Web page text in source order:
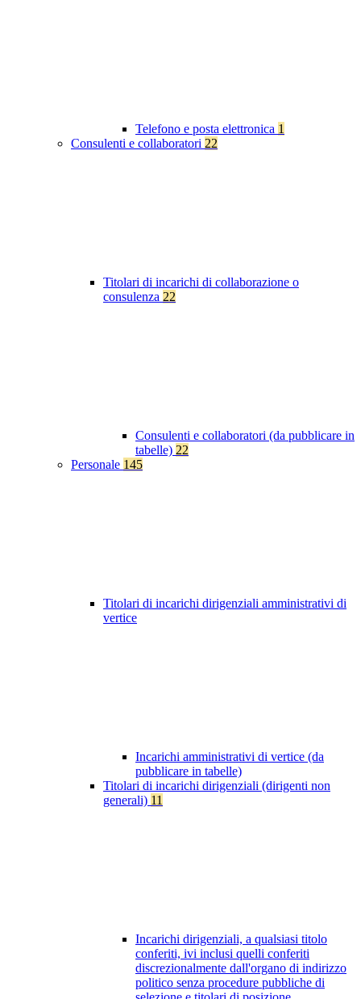
Telefono e posta elettronica 1
Consulenti e collaboratori 22
Titolari di incarichi di collaborazione o
consulenza 22
Consulenti e collaboratori (da pubblicare in
tabelle) 22
Personale 145
Titolari di incarichi dirigenziali amministrativi di
vertice
Incarichi amministrativi di vertice (da
pubblicare in tabelle)
Titolari di incarichi dirigenziali (dirigenti non
generali) 11
Incarichi dirigenziali, a qualsiasi titolo
conferiti, ivi inclusi quelli conferiti
discrezionalmente dall'organo di indirizzo
politico senza procedure pubbliche di